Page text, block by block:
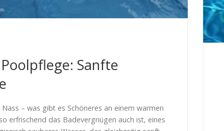
Sanfte
Nass – was gibt es Schöneres an einem warmen
erfrischend das Badevergnügen auch ist, eines